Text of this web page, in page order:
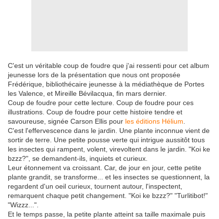
C'est un véritable coup de foudre que j'ai ressenti pour cet album
jeunesse lors de la présentation que nous ont proposée
Frédérique, bibliothécaire jeunesse à la médiathèque de Portes
les Valence, et Mireille Bévilacqua, fin mars dernier.
Coup de foudre pour cette lecture. Coup de foudre pour ces
illustrations. Coup de foudre pour cette histoire tendre et
savoureuse, signée Carson Ellis pour les éditions Hélium
C'est l'effervescence dans le jardin. Une plante inconnue vient de
sortir de terre. Une petite pousse verte qui intrigue aussitôt tous
les insectes qui rampent, volent, virevoltent dans le jardin. "Koi ke
bzzz?", se demandent-ils, inquiets et curieux.
Leur étonnement va croissant. Car, de jour en jour, cette petite
plante grandit, se transforme... et les insectes se questionnent, la
regardent d'un oeil curieux, tournent autour, l'inspectent,
remarquent chaque petit changement. "Koi ke bzzz?" "Turlitibot!"
"Wizzz...".
Et le temps passe, la petite plante atteint sa taille maximale puis